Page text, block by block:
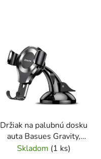
Držiak na palubnú dosku
auta Basues Gravity,
čierny
Skladom (1 ks)